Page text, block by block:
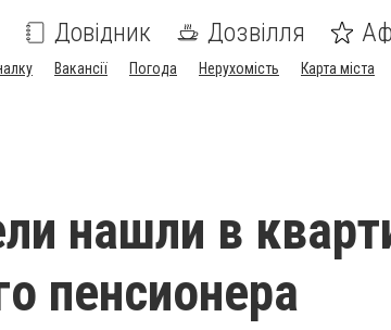
Довідник Дозвілля
Вакансії Погода Нерухомість Карта міста
нашли в
пенсионера